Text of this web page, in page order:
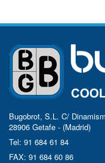
Bugobrot, S.L. C/
28906 Getafe - (Madrid)
Tel: 91 684 61 84
FAX: 91 684 60 86